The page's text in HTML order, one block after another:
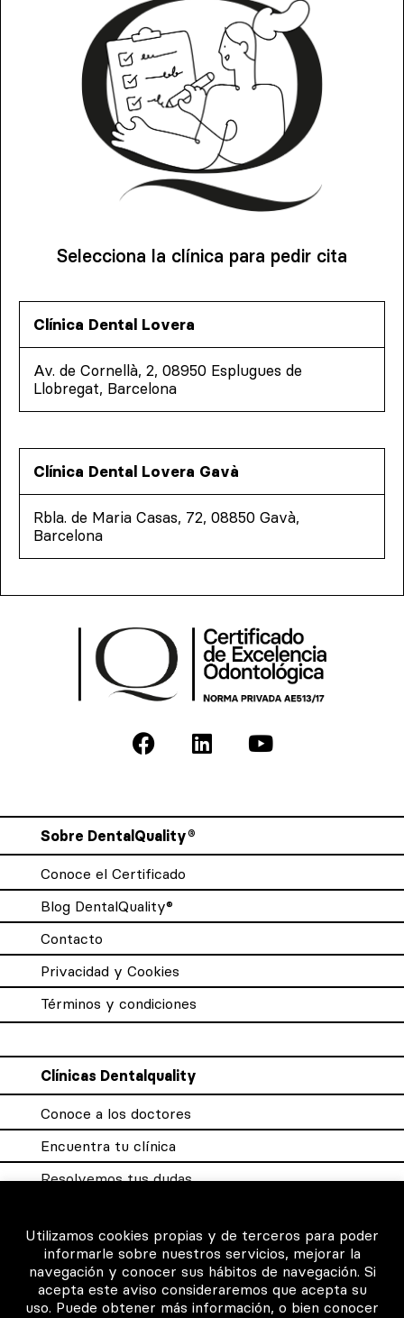
Selecciona la clínica para pedir cita
Clínica Dental Lovera
Av. de Cornellà, 2, 08950 Esplugues de
Llobregat, Barcelona
Clínica Dental Lovera Gavà
Rbla. de Maria Casas, 72, 08850 Gavà,
Barcelona
Sobre DentalQuality®
Conoce el Certificado
Blog DentalQuality®
Contacto
Privacidad y Cookies
Términos y condiciones
Clínicas Dentalquality
Conoce a los doctores
Encuentra tu clínica
Resolvemos tus dudas
Para los profesionales
Utilizamos cookies propias y de terceros para poder
informarle sobre nuestros servicios, mejorar la
navegación y conocer sus hábitos de navegación. Si
acepta este aviso consideraremos que acepta su
uso. Puede obtener más información, o bien conocer